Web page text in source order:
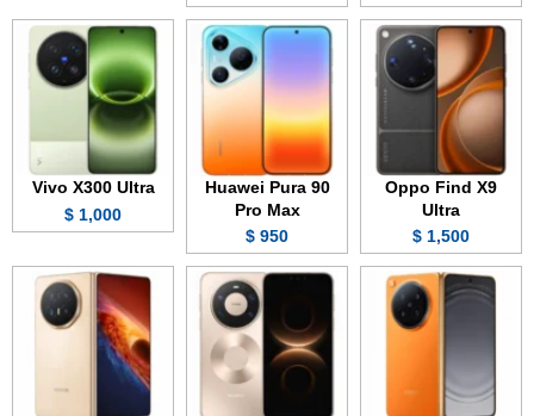
Oppo Find X9
Ultra
1,500 $
Huawei Pura 90
Pro Max
950 $
Vivo X300 Ultra
1,000 $